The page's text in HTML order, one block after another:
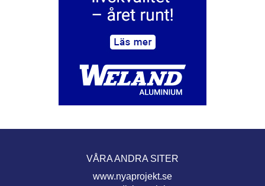
VÅRA ANDRA SITER
www.nyaprojekt.se